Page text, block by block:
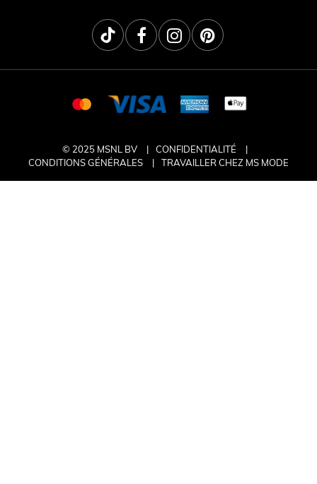
© 2025 MSNL BV
CONFIDENTIALITÉ
CONDITIONS GÉNÉRALES
TRAVAILLER CHEZ MS MODE